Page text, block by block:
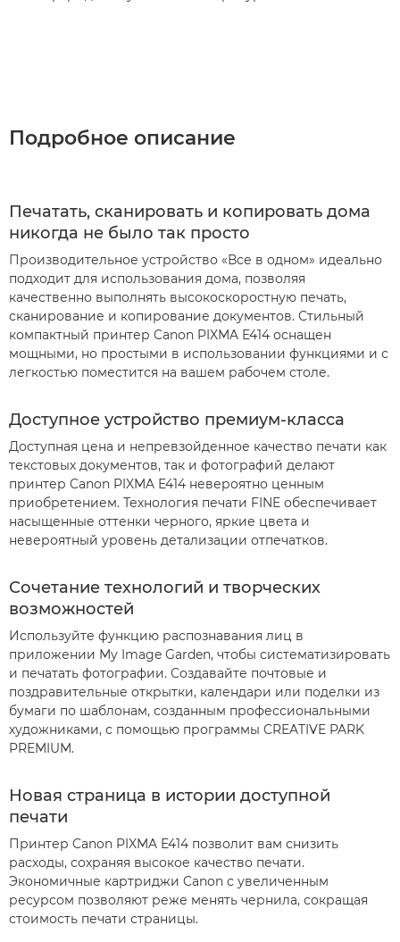
Подробное описание
Печатать, сканировать и копировать дома
никогда не было так просто
Производительное устройство «Все в одном» идеально
подходит для использования дома, позволяя
качественно выполнять высокоскоростную печать,
сканирование и копирование документов. Стильный
компактный принтер Canon PIXMA E414 оснащен
мощными, но простыми в использовании функциями и с
легкостью поместится на вашем рабочем столе.
Доступное устройство премиум-класса
Доступная цена и непревзойденное качество печати как
текстовых документов, так и фотографий делают
принтер Canon PIXMA E414 невероятно ценным
приобретением. Технология печати FINE обеспечивает
насыщенные оттенки черного, яркие цвета и
невероятный уровень детализации отпечатков.
Сочетание технологий и творческих
возможностей
Используйте функцию распознавания лиц в
приложении My Image Garden, чтобы систематизировать
и печатать фотографии. Создавайте почтовые и
поздравительные открытки, календари или поделки из
бумаги по шаблонам, созданным профессиональными
художниками, с помощью программы CREATIVE PARK
PREMIUM.
Новая страница в истории доступной
печати
Принтер Canon PIXMA E414 позволит вам снизить
расходы, сохраняя высокое качество печати.
Экономичные картриджи Canon с увеличенным
ресурсом позволяют реже менять чернила, сокращая
стоимость печати страницы.